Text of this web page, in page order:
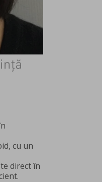
cu un
direct în